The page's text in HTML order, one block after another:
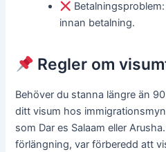
innan betalning.
Regler om
Behöver du stanna längre än
ditt visum hos
som Dar es Salaam eller
förlängning, var förberedd att